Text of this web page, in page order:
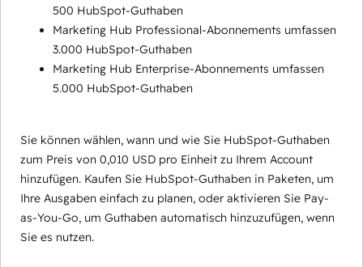
500 HubSpot-Guthaben
Marketing Hub Professional-Abonnements umfassen
3.000 HubSpot-Guthaben
Marketing Hub Enterprise-Abonnements umfassen
5.000 HubSpot-Guthaben
Sie können wählen, wann und wie Sie HubSpot-Guthaben
zum Preis von 0,010 USD pro Einheit zu Ihrem Account
hinzufügen. Kaufen Sie HubSpot-Guthaben in Paketen, um
Ihre Ausgaben einfach zu planen, oder aktivieren Sie Pay-
as-You-Go, um Guthaben automatisch hinzuzufügen, wenn
Sie es nutzen.